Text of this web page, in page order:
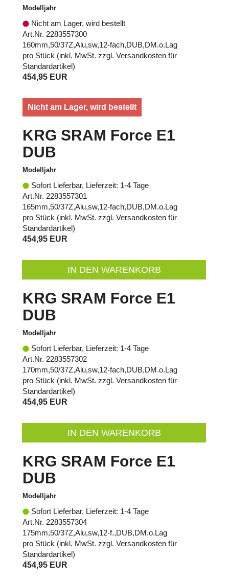
Modelljahr
Nicht am Lager, wird bestellt
Art.Nr. 2283557300
160mm,50/37Z,Alu,sw,12-fach,DUB,DM.o.Lag
pro Stück (inkl. MwSt. zzgl. Versandkosten für
Standardartikel)
454,95 EUR
Nicht am Lager, wird bestellt
KRG SRAM Force E1
DUB
Modelljahr
Sofort Lieferbar, Lieferzeit: 1-4 Tage
Art.Nr. 2283557301
165mm,50/37Z,Alu,sw,12-fach,DUB,DM.o.Lag
pro Stück (inkl. MwSt. zzgl. Versandkosten für
Standardartikel)
454,95 EUR
IN DEN WARENKORB
KRG SRAM Force E1
DUB
Modelljahr
Sofort Lieferbar, Lieferzeit: 1-4 Tage
Art.Nr. 2283557302
170mm,50/37Z,Alu,sw,12-fach,DUB,DM.o.Lag
pro Stück (inkl. MwSt. zzgl. Versandkosten für
Standardartikel)
454,95 EUR
IN DEN WARENKORB
KRG SRAM Force E1
DUB
Modelljahr
Sofort Lieferbar, Lieferzeit: 1-4 Tage
Art.Nr. 2283557304
175mm,50/37Z,Alu,sw,12-f.,DUB,DM.o.Lag
pro Stück (inkl. MwSt. zzgl. Versandkosten für
Standardartikel)
454,95 EUR